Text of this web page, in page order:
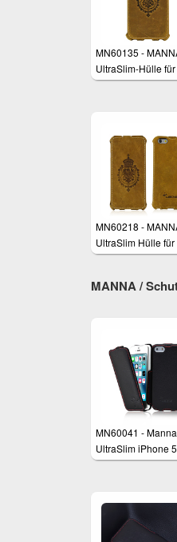
MN60135 -
UltraSlim-Hülle für
iPhone 6 Plus mit
MN60218 -
UltraSlim Hülle für
iPhone 6S (4,7
MANNA /
MN60041 - Manna
UltraSlim iPhone
iPhone 5s